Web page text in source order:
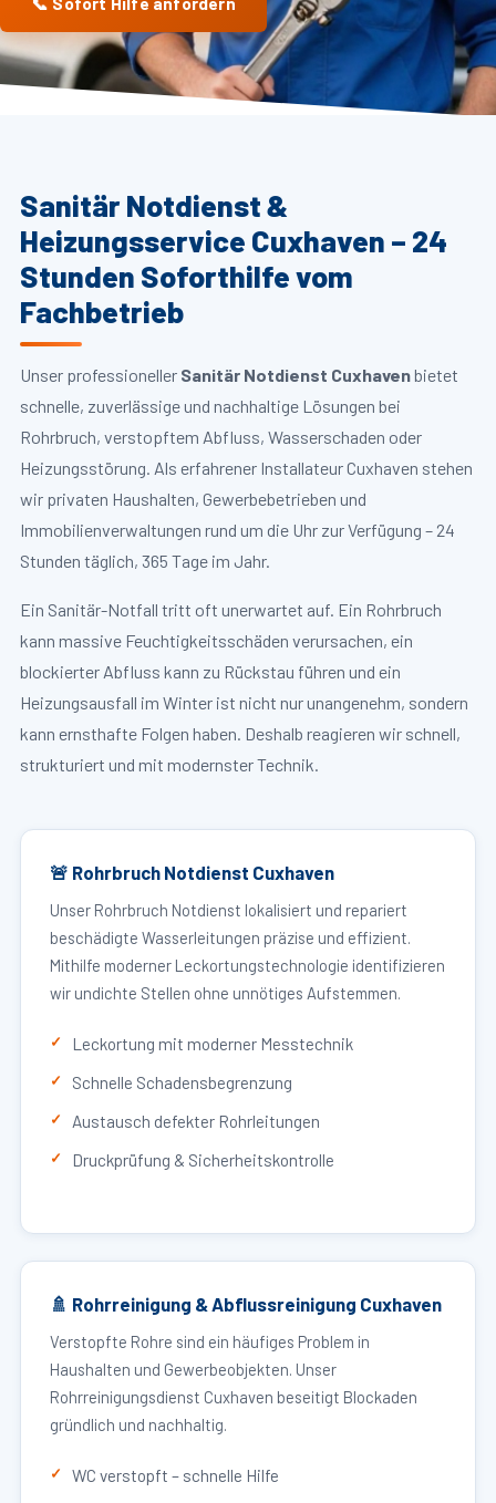
Sanitär Notdienst &
Heizungsservice Cuxhaven – 24
Stunden Soforthilfe vom
Fachbetrieb
Unser professioneller Sanitär Notdienst Cuxhavenbietet
schnelle, zuverlässige und nachhaltige Lösungen bei
Rohrbruch, verstopftem Abfluss, Wasserschaden oder
Heizungsstörung. Als erfahrener Installateur Cuxhaven stehen
wir privaten Haushalten, Gewerbebetrieben und
Immobilienverwaltungen rund um die Uhr zur Verfügung – 24
Stunden täglich, 365 Tage im Jahr.
Ein Sanitär-Notfall tritt oft unerwartet auf. Ein Rohrbruch
kann massive Feuchtigkeitsschäden verursachen, ein
blockierter Abfluss kann zu Rückstau führen und ein
Heizungsausfall im Winter ist nicht nur unangenehm, sondern
kann ernsthafte Folgen haben. Deshalb reagieren wir schnell,
strukturiert und mit modernster Technik.
🚨 Rohrbruch Notdienst Cuxhaven
Unser Rohrbruch Notdienst lokalisiert und repariert
beschädigte Wasserleitungen präzise und effizient.
Mithilfe moderner Leckortungstechnologie identifizieren
wir undichte Stellen ohne unnötiges Aufstemmen.
Leckortung mit moderner Messtechnik
Schnelle Schadensbegrenzung
Austausch defekter Rohrleitungen
Druckprüfung & Sicherheitskontrolle
🚿 Rohrreinigung & Abflussreinigung Cuxhaven
Verstopfte Rohre sind ein häufiges Problem in
Haushalten und Gewerbeobjekten. Unser
Rohrreinigungsdienst Cuxhaven beseitigt Blockaden
gründlich und nachhaltig.
WC verstopft – schnelle Hilfe